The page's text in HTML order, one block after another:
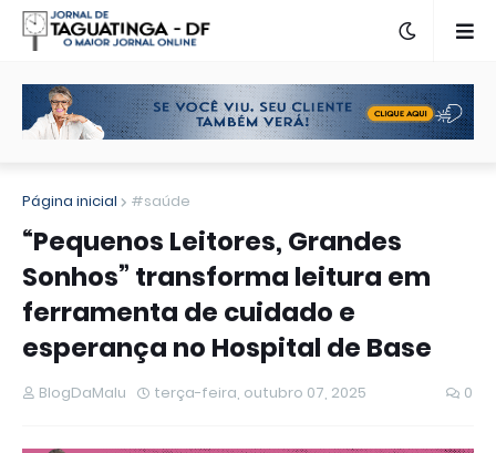
Página inicial #saúde
“Pequenos Leitores, Grandes
Sonhos” transforma leitura em
ferramenta de cuidado e
esperança no Hospital de Base
BlogDaMalu terça-feira, outubro 07, 2025 0